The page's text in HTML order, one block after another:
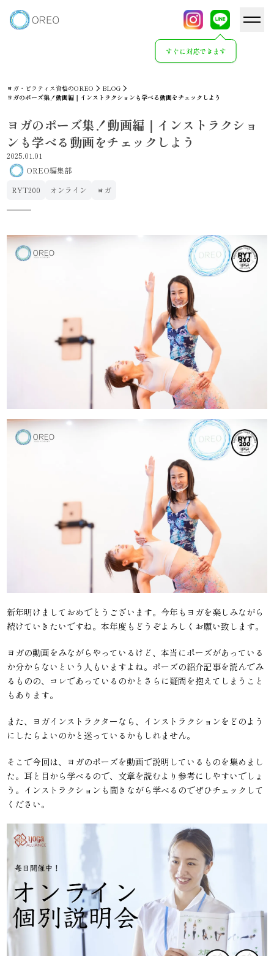
すぐに対応できます
ヨガ・ピラティス資格のOREO
BLOG
ヨガのポーズ集！動画編｜インストラクションも学べる動画をチェックしよう
ヨガのポーズ集！動画編｜インストラクショ
ンも学べる動画をチェックしよう
2025.01.01
OREO編集部
RYT200
オンライン ヨガ
新年明けましておめでとうございます。今年もヨガを楽しみながら
続けていきたいですね。本年度もどうぞよろしくお願い致します。
ヨガの動画をみながらやっているけど、本当にポーズがあっている
か分からないという人もいますよね。ポーズの紹介記事を読んでみ
るものの、コレであっているのかとさらに疑問を抱えてしまうこと
もあります。
また、ヨガインストラクターなら、インストラクションをどのよう
にしたらよいのかと迷っているかもしれません。
そこで今回は、ヨガのポーズを動画で説明しているものを集めまし
た。耳と目から学べるので、文章を読むより参考にしやすいでしょ
う。インストラクションも聞きながら学べるのでぜひチェックして
ください。